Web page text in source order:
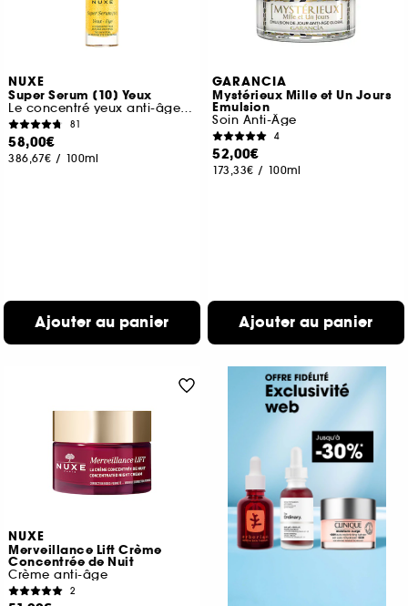
NUXE
Super Serum [10] Yeux
Le concentré yeux anti-âge universe
81
58,00€
386,67€ / 100ml
Ajouter au panier
GARANCIA
Mystérieux Mille et Un Jours
Emulsion
Soin Anti-Âge
4
52,00€
173,33€ / 100ml
Ajouter au panier
NUXE
Merveillance Lift Crème
Concentrée de Nuit
Crème anti-âge
2